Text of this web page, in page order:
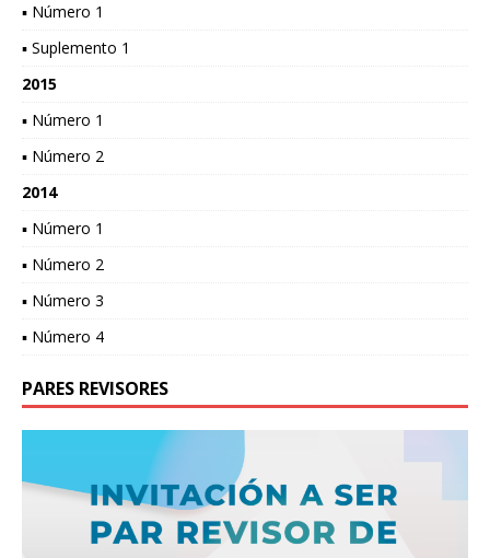
▪ Número 1
▪ Suplemento 1
2015
▪ Número 1
▪ Número 2
2014
▪ Número 1
▪ Número 2
▪ Número 3
▪ Número 4
PARES REVISORES